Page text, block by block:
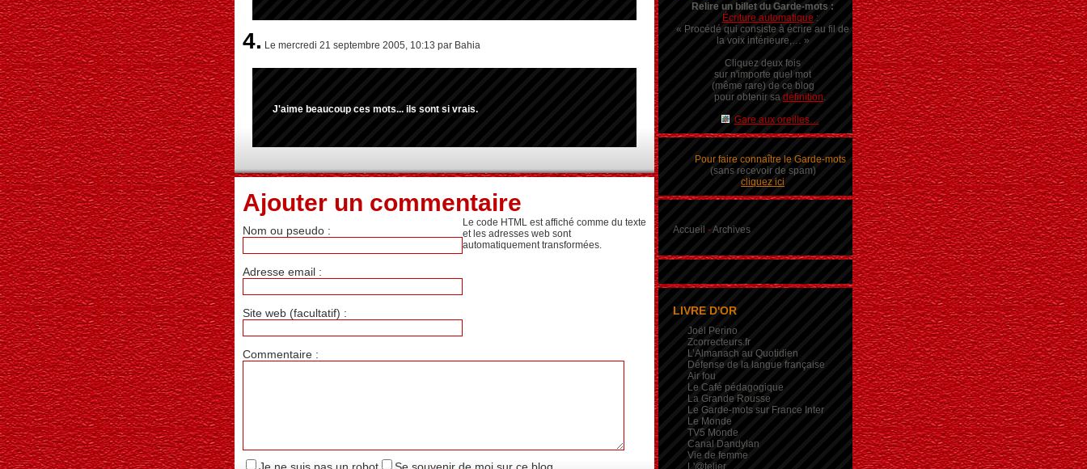
4. Le mercredi 21 septembre 2005, 10:13 par Bahia
J'aime beaucoup ces mots... ils sont si vrais.
Ajouter un commentaire
Nom ou pseudo :
Adresse email :
Site web (facultatif) :
Commentaire :
Le code HTML est affiché comme du texte
et les adresses web sont
automatiquement transformées.
Relire un billet du Garde-mots :
Écriture automatique :
« Procédé qui consiste à écrire au fil de
la voix intérieure,… »
Cliquez deux fois
sur n'importe quel mot
(même rare) de ce blog
pour obtenir sa définition.
Gare aux oreilles…
Pour faire connaître le Garde-mots
(sans recevoir de spam)
cliquez ici
Accueil -Archives
LIVRE D'OR
Joël Perino
Zcorrecteurs.fr
L’Almanach au Quotidien
Défense de la langue française
Air fou
Le Café pédagogique
La Grande Rousse
Le Garde-mots sur France Inter
Le Monde
TV5 Monde
Canal Dandylan
Vie de femme
L'@telier